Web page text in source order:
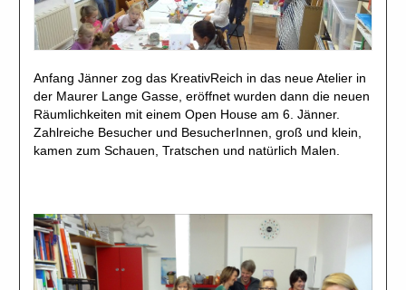
Anfang Jänner zog das KreativReich in das neue Atelier in
der Maurer Lange Gasse, eröffnet wurden dann die neuen
Räumlichkeiten mit einem Open House am 6. Jänner.
Zahlreiche Besucher und BesucherInnen, groß und klein,
kamen zum Schauen, Tratschen und natürlich Malen.